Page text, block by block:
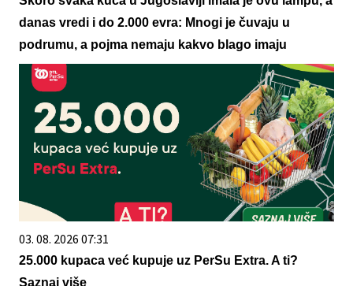
danas vredi i do 2.000 evra: Mnogi je čuvaju u
podrumu, a pojma nemaju kakvo blago imaju
03. 08. 2026 07:31
25.000 kupaca već kupuje uz PerSu Extra. A ti?
Saznaj više